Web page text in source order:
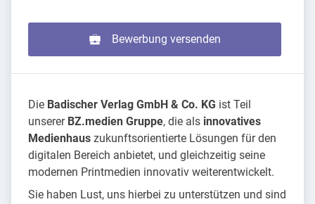
Bewerbung versenden
Die Badischer Verlag GmbH & Co. KG ist Teil
unserer BZ.medien Gruppe, die als innovatives
Medienhaus zukunftsorientierte Lösungen für den
digitalen Bereich anbietet, und gleichzeitig seine
modernen Printmedien innovativ weiterentwickelt.
Sie haben Lust, uns hierbei zu unterstützen und sind